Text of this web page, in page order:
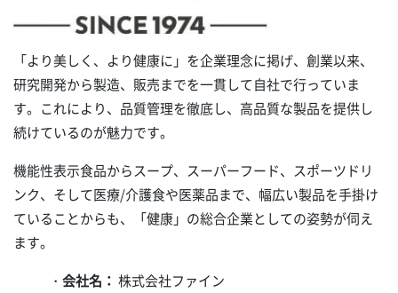
「より美しく、より健康に」を企業理念に掲げ、創業以来、
研究開発から製造、販売までを一貫して自社で行っていま
す。これにより、品質管理を徹底し、高品質な製品を提供し
続けているのが魅力です。
機能性表示食品からスープ、スーパーフード、スポーツドリ
ンク、そして医療/介護食や医薬品まで、幅広い製品を手掛け
ていることからも、「健康」の総合企業としての姿勢が伺え
ます。
・ 会社名： 株式会社ファイン